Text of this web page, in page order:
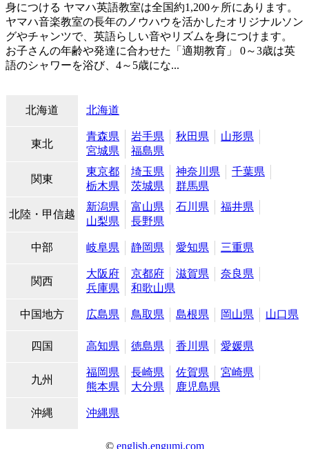
身につける ヤマハ英語教室は全国約1,200ヶ所にあります。
ヤマハ音楽教室の長年のノウハウを活かしたオリジナルソン
グやチャンツで、英語らしい音やリズムを身につけます。
お子さんの年齢や発達に合わせた「適期教育」 0～3歳は英
語のシャワーを浴び、4～5歳にな...
北海道 北海道
東北
青森県 岩手県 秋田県
山形県
宮城県
福島県
関東
東京都 埼玉県 神奈川県
千葉県
栃木県
茨城県 群馬県
北陸・甲信越
新潟県 富山県 石川県
福井県
山梨県
長野県
中部 岐阜県 静岡県 愛知県 三重県
関西
大阪府 京都府 滋賀県
奈良県
兵庫県
和歌山県
中国地方 広島県 鳥取県 島根県 岡山県 山口県
四国 高知県 徳島県 香川県 愛媛県
九州
福岡県 長崎県 佐賀県
宮崎県
熊本県
大分県 鹿児島県
沖縄 沖縄県
© english.engumi.com